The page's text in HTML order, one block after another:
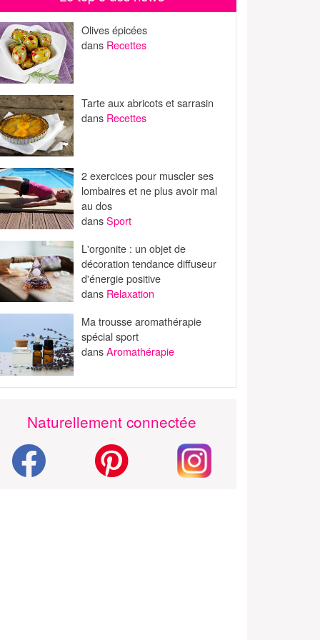
Olives épicées
dans Recettes
Tarte aux abricots et sarrasin
dans Recettes
2 exercices pour muscler ses
lombaires et ne plus avoir mal
au dos
dansSport
L'orgonite : un objet de
décoration tendance diffuseur
d'énergie positive
dans Relaxation
Ma trousse aromathérapie
spécial sport
dansAromathérapie
Naturellement connectée